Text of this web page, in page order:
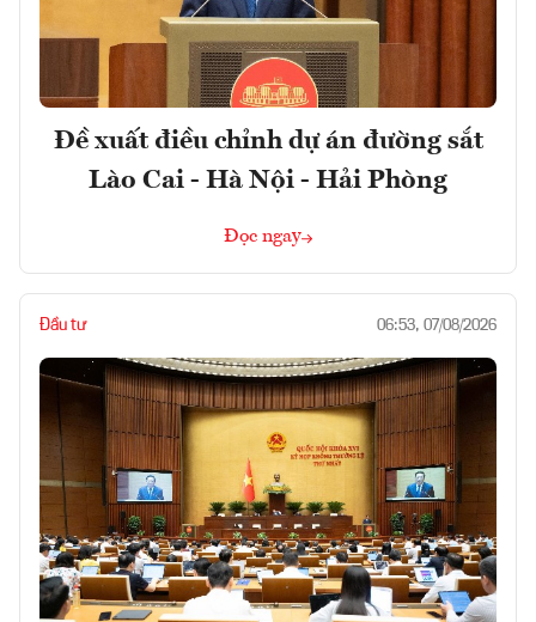
Đề xuất điều chỉnh dự án đường sắt
Lào Cai - Hà Nội - Hải Phòng
Đọc ngay
Đầu tư 06:53, 07/08/2026